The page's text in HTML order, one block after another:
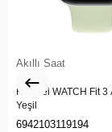
Akıllı Saat
Huawei WATCH Fit 3
Yeşil
6942103119194